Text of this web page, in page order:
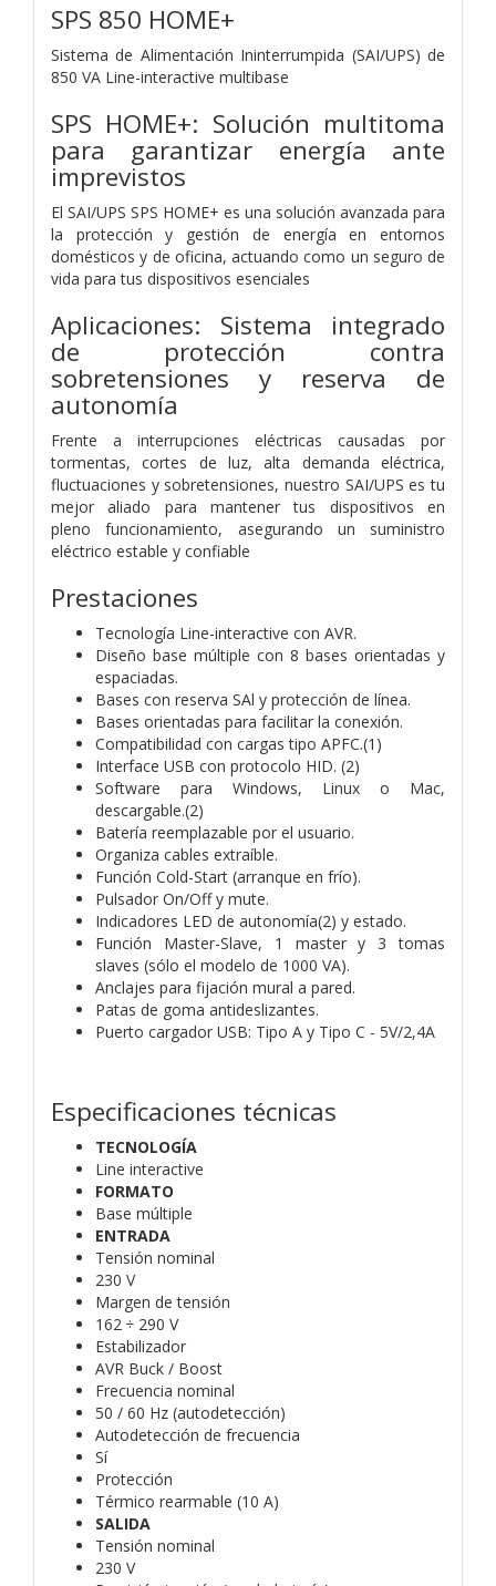
SPS 850 HOME+
Sistema de Alimentación Ininterrumpida (SAI/UPS) de
850 VA Line-interactive multibase
SPS HOME+: Solución multitoma
para garantizar energía ante
imprevistos
El SAI/UPS SPS HOME+ es una solución avanzada para
la proteccióny gestión de energía en entornos
domésticos y de oficina, actuandocomo un seguro de
vida para tus dispositivos esenciales
Aplicaciones: Sistema integrado
de protección contra
sobretensiones y reserva de
autonomía
Frente a interrupciones eléctricas causadas por
tormentas, cortes de luz, alta demanda eléctrica,
fluctuaciones y sobretensiones, nuestro SAI/UPS es tu
mejor aliado para mantener tus dispositivos en
plenofuncionamiento, asegurando un suministro
eléctrico estable y confiable
Prestaciones
Tecnología Line-interactive con AVR.
Diseño base múltiple con 8 bases orientadas y
espaciadas.
Bases con reserva SAl y protección de línea.
Bases orientadas para facilitar la conexión.
Compatibilidad con cargas tipo APFC.(1)
Interface USB con protocolo HID. (2)
Software para Windows, Linux o Mac,
descargable.(2)
Batería reemplazable por el usuario.
Organiza cables extraíble.
Función Cold-Start (arranque en frío).
Pulsador On/Off y mute.
Indicadores LED de autonomía(2) y estado.
Función Master-Slave, 1 master y 3 tomas
slaves (sólo el modelo de 1000 VA).
Anclajes para fijación mural a pared.
Patas de goma antideslizantes.
Puerto cargador USB: Tipo A y Tipo C - 5V/2,4A
Especificaciones técnicas
TECNOLOGÍA
Line interactive
FORMATO
Base múltiple
ENTRADA
Tensión nominal
230 V
Margen de tensión
162 ÷ 290 V
Estabilizador
AVR Buck / Boost
Frecuencia nominal
50 / 60 Hz (autodetección)
Autodetección de frecuencia
Sí
Protección
Térmico rearmable (10 A)
SALIDA
Tensión nominal
230 V